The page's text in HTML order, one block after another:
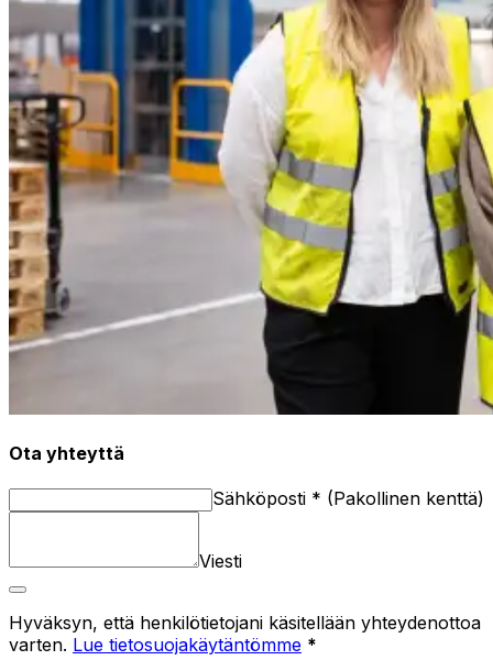
Ota yhteyttä
Sähköposti * (Pakollinen kenttä)
Viesti
Hyväksyn, että henkilötietojani käsitellään yhteydenottoa
varten. Lue tietosuojakäytäntömme *